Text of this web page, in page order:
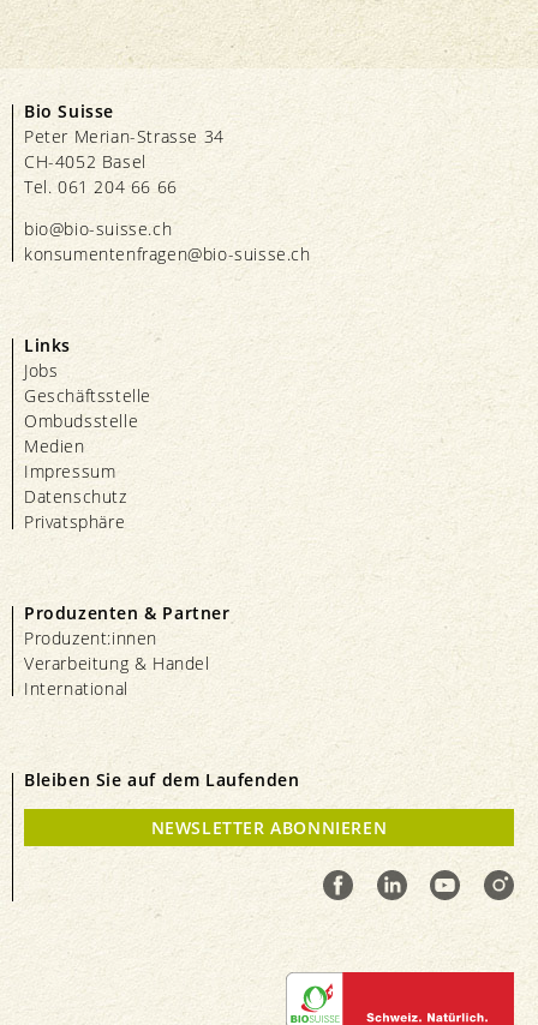
Bio Suisse
Peter Merian-Strasse 34
CH-4052 Basel
Tel. 061 204 66 66
bio@bio-suisse.ch
konsumentenfragen@bio-suisse.ch
Links
Jobs
Geschäftsstelle
Ombudsstelle
Medien
Impressum
Datenschutz
Privatsphäre
Produzenten & Partner
Produzent:innen
Verarbeitung & Handel
International
Bleiben Sie auf dem Laufenden
NEWSLETTER ABONNIEREN